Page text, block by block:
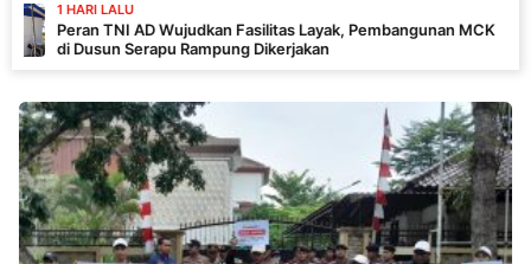
LALU
TNI AD Wujudkan Fasilitas Layak, Pembangunan MCK
Serapu Rampung Dikerjakan